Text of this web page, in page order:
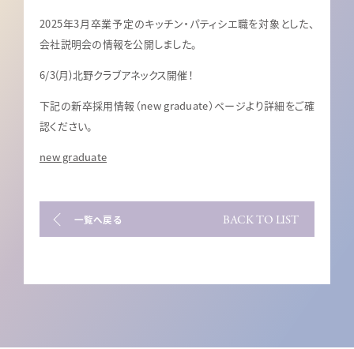
2025年3月卒業予定のキッチン・パティシエ職を対象とした、
会社説明会の情報を公開しました。
6/3(月)北野クラブアネックス開催！
下記の新卒採用情報（new graduate）ページより詳細をご確
認ください。
new graduate
一覧へ戻る BACK TO LIST